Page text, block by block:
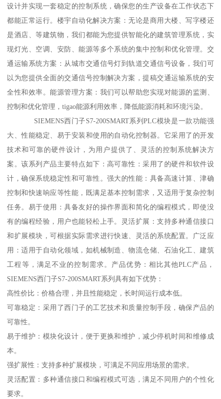
设计并实现一套稳定的控制系统，确保您的生产设备在工作状态下
都能正常运行。楼宇自动化解决方案：无论是商用大楼、写字楼还
是酒店、等建筑物，我们都能为您提供智能化的建筑管理系统，实
现灯光、空调、安防、能源等多个系统的集中控制和优化管理。交
通运输系统方案：从城市交通信号灯到轨道交通信号设备，我们可
以为您提供全面的交通信号控制解决方案，提稿交通运输系统的安
全性和效率。能源管理方案：我们可以帮助您实现对能源的监测、
控制和优化管理，tigao能源利用效率，降低能源消耗和环境污染。
SIEMENS西门子S7-200SMART系列PLC模块是一款功能强
大、性能稳定、易于安装和使用的自动化控制器。它采用了的开发
技术和可靠的硬件设计，为用户提供了、灵活的控制系统解决方
案。该系列产品主要特点如下：高可靠性：采用了的硬件和软件设
计，确保系统稳定性和可靠性。强大的性能：具备高速计算、津确
控制和快速响应等性能，既满足基本控制需求，又适用于复杂控制
任务。易于使用：具备友好的操作界面和简化的编程模式，即使没
有的编程经验，用户也能轻松上手。灵活扩展：支持多种通信接口
和扩展模块，可根据实际需求进行快速、灵活的系统配置。广泛应
用：适用于自动化领域，如机械制造、物流仓储、石油化工、建筑
工程等，满足不业的控制需求。产品优势：相比其他PLC产品，
SIEMENS西门子S7-200SMART系列具有如下优势：
高性价比：价格合理，并且性能稳定，长时间运行成本低。
可靠稳定：采用了西门子的工艺技术和质量控制手段，确保产品的
可靠性。
易于维护：模块化设计，便于更换和维护，减少停机时间和维修成
本。
强扩展性：支持多种扩展模块，可满足不同应用场景的需求。
灵活配置：多种通信接口和编程模式可选，满足不同用户的个性化
要求。